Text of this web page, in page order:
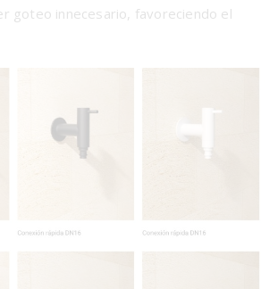
goteo innecesario, favoreciendo el